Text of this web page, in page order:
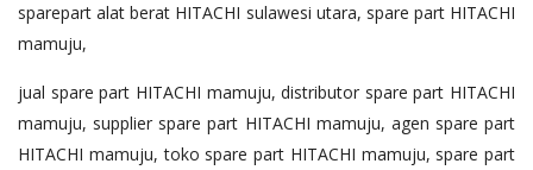
sparepart alat berat HITACHI sulawesi utara, spare part HITACHI
mamuju,
jual spare part HITACHI mamuju, distributor spare part HITACHI
mamuju, supplier spare part HITACHI mamuju, agen spare part
HITACHI mamuju, toko spare part HITACHI mamuju, spare part